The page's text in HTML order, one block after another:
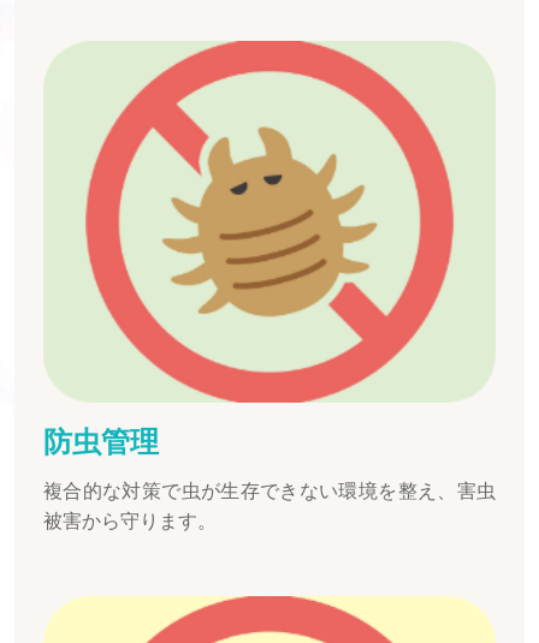
防虫管理
複合的な対策で虫が生存できない環境を整え、害虫
被害から守ります。